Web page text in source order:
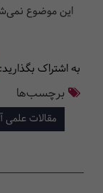
این موضوع
به اشتراک بگذارید:
برچسب‌ها
مقالات علمی